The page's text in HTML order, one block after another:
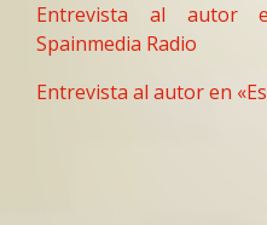
Entrevista al autor
Spainmedia Radio
Entrevista al autor en